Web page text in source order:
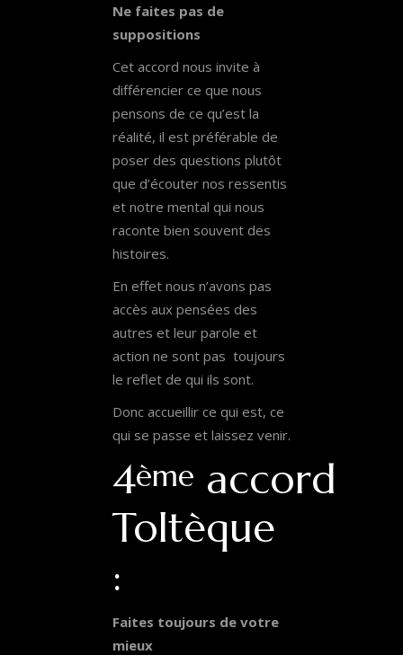
Ne faites pas de
suppositions
Cet accord nous invite à
différencier ce que nous
pensons de ce qu’est la
réalité, il est préférable de
poser des questions plutôt
que d’écouter nos ressentis
et notre mental qui nous
raconte bien souvent des
histoires.
En effet nous n’avons pas
accès aux pensées des
autres et leur parole et
action ne sont pas toujours
le reflet de qui ils sont.
Donc accueillir ce qui est, ce
qui se passe et laissez venir.
4ème accord
Toltèque
:
Faites toujours de votre
mieux